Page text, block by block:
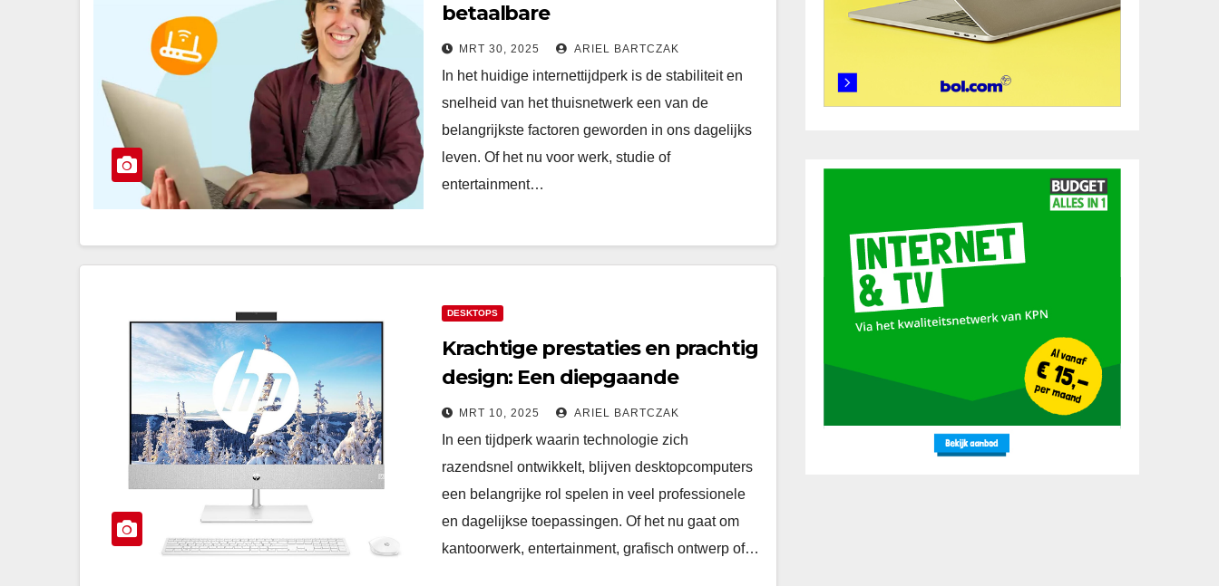
betaalbare
thuisinternetverbinding met
budgetthuis
MRT 30, 2025 ARIEL BARTCZAK
In het huidige internettijdperk is de stabiliteit en
snelheid van het thuisnetwerk een van de
belangrijkste factoren geworden in ons dagelijks
leven. Of het nu voor werk, studie of
entertainment…
DESKTOPS
Krachtige prestaties en prachtig
design: Een diepgaande
ervaring van een krachtige all-in-
one desktop
MRT 10, 2025 ARIEL BARTCZAK
In een tijdperk waarin technologie zich
razendsnel ontwikkelt, blijven desktopcomputers
een belangrijke rol spelen in veel professionele
en dagelijkse toepassingen. Of het nu gaat om
kantoorwerk, entertainment, grafisch ontwerp of…